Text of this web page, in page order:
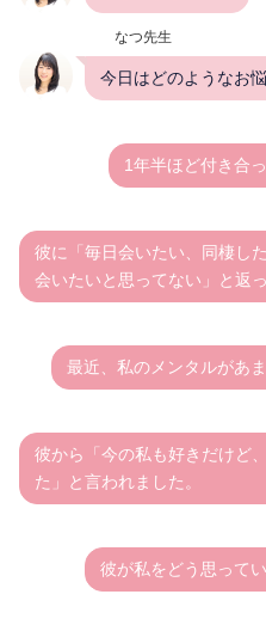
なつ先生
今日はどのようなお
1年半ほど付き合
彼に「毎日会いたい、同棲し
会いたいと思ってない」と返
最近、私のメンタルがあ
彼から「今の私も好きだけど
た」と言われました。
彼が私をどう思って